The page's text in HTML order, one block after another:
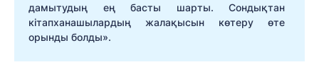
дамытудың ең басты шарты. Сондықтан
кітапханашылардың жалақысын көтеру өте
орынды болды».